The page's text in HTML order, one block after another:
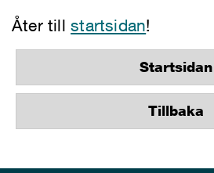
Åter tillstartsidan!
Startsidan
Tillbaka